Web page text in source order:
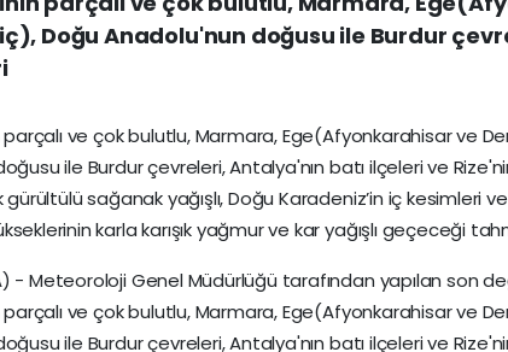
Doğu Anadolu'nun doğusu ile Burdur
ve çok bulutlu, Marmara, Ege(Afyonkarahisar ve
ile Burdur çevreleri, Antalya'nın batı ilçeleri ve
sağanak yağışlı, Doğu Karadeniz’in iç kesimleri
karla karışık yağmur ve kar yağışlı geçeceği
- Meteoroloji Genel Müdürlüğü tarafından yapılan son
ve çok bulutlu, Marmara, Ege(Afyonkarahisar ve
ile Burdur çevreleri, Antalya'nın batı ilçeleri ve